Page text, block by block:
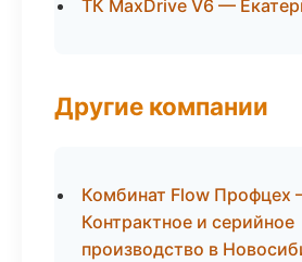
ТК MaxDrive V6 —
Другие компании
Комбинат Flow Профцех
Контрактное и серийное
производство в